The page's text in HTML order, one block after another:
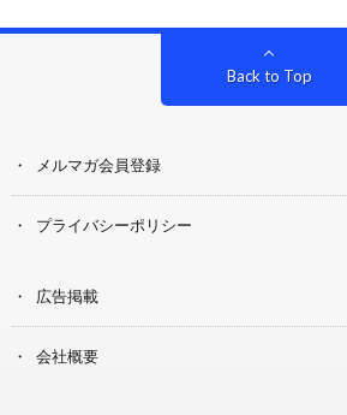
Back to Top
メルマガ会員登録
プライバシーポリシー
広告掲載
会社概要